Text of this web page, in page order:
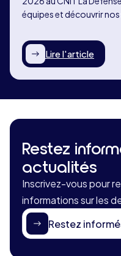
équipes et découvrir
Lire l'article
Restez
actualités
Inscrivez-vous pour
informations sur les
Restez